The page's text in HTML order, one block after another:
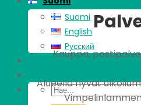
Suomi
English
Pусский
Kauppa,
Alueella hyvät